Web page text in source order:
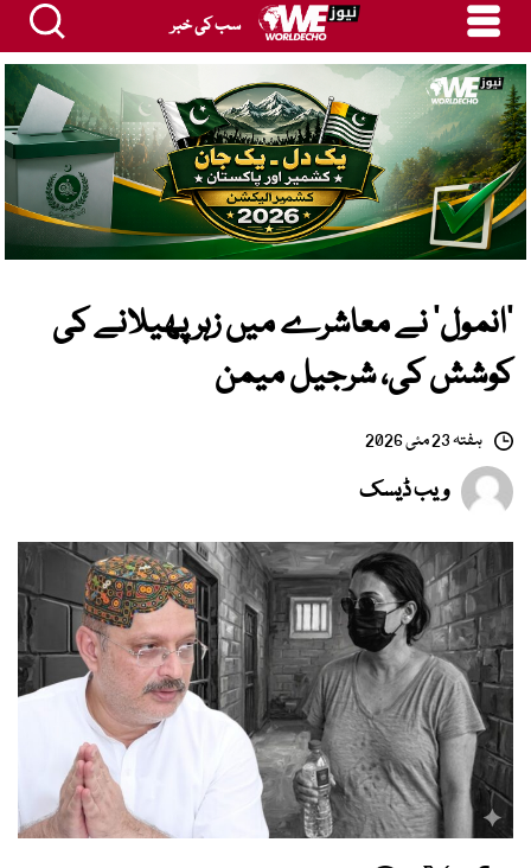
سب کی خبر
’انمول‘ نے معاشرے میں زہر پھیلانے کی
کوشش کی، شرجیل میمن
ہفتہ 23 مئی 2026
ویب ڈیسک